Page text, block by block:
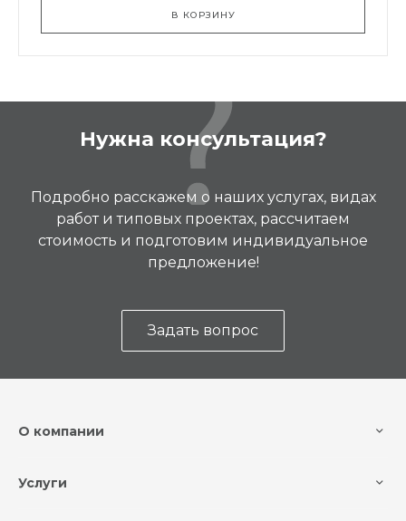
В КОРЗИНУ
Нужна консультация?
Подробно расскажем о наших услугах, видах
работ и типовых проектах, рассчитаем
стоимость и подготовим индивидуальное
предложение!
Задать вопрос
О компании
Услуги